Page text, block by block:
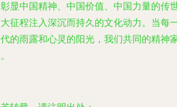
显中国精神、中国价值、中国力量的传
征程注入深沉而持久的文化动力。当每
的雨露和心灵的阳光，我们共同的精神